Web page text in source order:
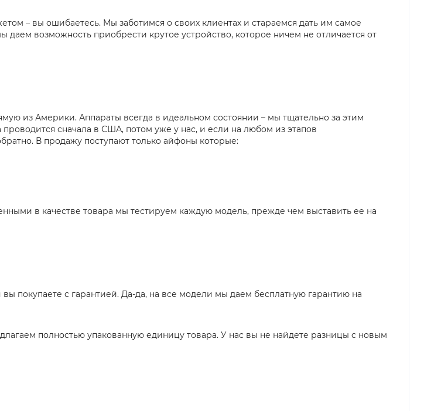
– вы ошибаетесь. Мы заботимся о своих клиентах и стараемся дать им самое
даем возможность приобрести крутое устройство, которое ничем не отличается от
из Америки. Аппараты всегда в идеальном состоянии – мы тщательно за этим
сначала в США, потом уже у нас, и если на любом из этапов
В продажу поступают только айфоны которые:
в качестве товара мы тестируем каждую модель, прежде чем выставить ее на
вы покупаете с гарантией. Да-да, на все модели мы даем бесплатную гарантию на
полностью упакованную единицу товара. У нас вы не найдете разницы с новым